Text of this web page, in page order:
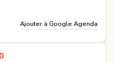
Ajouter à Google Agenda